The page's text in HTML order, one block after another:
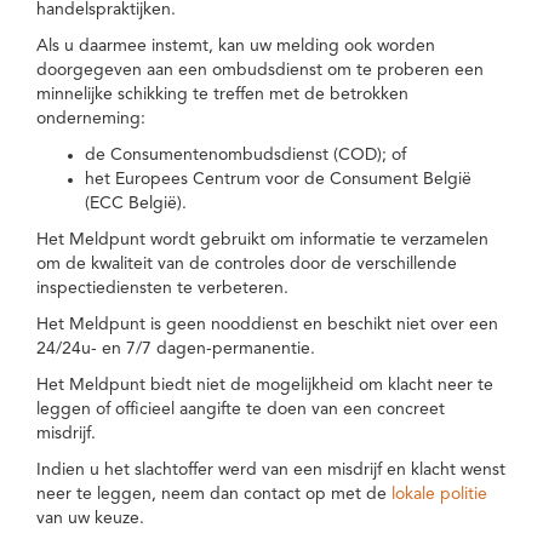
handelspraktijken.
Als u daarmee instemt, kan uw melding ook worden
doorgegeven aan een ombudsdienst om te proberen een
minnelijke schikking te treffen met de betrokken
onderneming:
de Consumentenombudsdienst (COD); of
het Europees Centrum voor de Consument België
(ECC België).
Het Meldpunt wordt gebruikt om informatie te verzamelen
om de kwaliteit van de controles door de verschillende
inspectiediensten te verbeteren.
Het Meldpunt is geen nooddienst en beschikt niet over een
24/24u- en 7/7 dagen-permanentie.
Het Meldpunt biedt niet de mogelijkheid om klacht neer te
leggen of officieel aangifte te doen van een concreet
misdrijf.
Indien u het slachtoffer werd van een misdrijf en klacht wenst
neer te leggen, neem dan contact op met de lokale politie
van uw keuze.